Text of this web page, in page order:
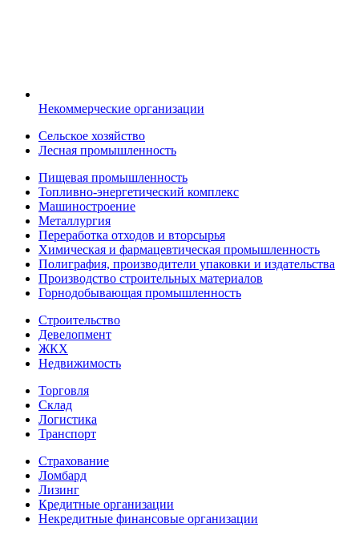
Некоммерческие организации
Сельское хозяйство
Лесная промышленность
Пищевая промышленность
Топливно-энергетический комплекс
Машиностроение
Металлургия
Переработка отходов и вторсырья
Химическая и фармацевтическая промышленность
Полиграфия, производители упаковки и издательства
Производство строительных материалов
Горнодобывающая промышленность
Строительство
Девелопмент
ЖКХ
Недвижимость
Торговля
Склад
Логистика
Транспорт
Страхование
Ломбард
Лизинг
Кредитные организации
Некредитные финансовые организации